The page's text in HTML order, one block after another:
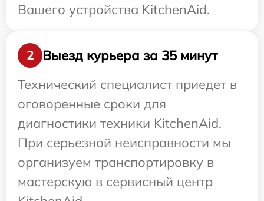
Вашего устройства KitchenAid.
2
Выезд курьера за 35 минут
Технический специалист приедет в
оговоренные сроки для
диагностики техники KitchenAid.
При серьезной неисправности мы
организуем транспортировку в
мастерскую в сервисный центр